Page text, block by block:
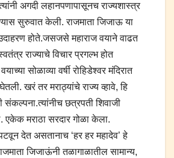
अगदी लहानपणापासूनच राज्यशास्त्र
सुरुवात केली. राजमाता जिजाऊ या
होते.जसजसे महाराज वयाने वाढत
राज्याचे विचार प्रगल्भ होत
सोळाव्या वर्षी रोहिडेश्वर मंदिरात
खरं तर मराठ्यांचे राज्य व्हावे, हि
संकल्पना.त्यांनीच छत्रपती शिवाजी
एकेक मराठा सरदार गोळा केला.
पटवून देत असतानाच ‘हर हर महादेव’ हे
जिजाऊंनी तळागाळातील सामान्य,